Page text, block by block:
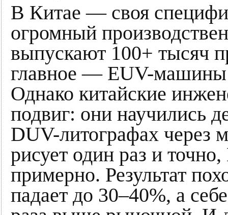
В Китае — своя
огромный
выпускают 100+ тысяч
главное — EUV-
Однако китайские
подвиг: они научились
DUV-литографах через
рисует один раз и
примерно. Результат
падает до 30–40%, а